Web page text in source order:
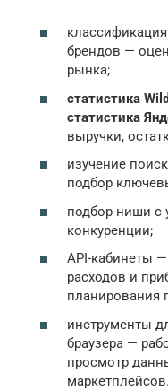
брендов —
рынка;
статистика
статистика
выручки,
изучение
подбор
подбор ниши с
конкуренции;
API-кабинеты
расходов и
планирования
инструменты
браузера —
просмотр
маркетплейсов.